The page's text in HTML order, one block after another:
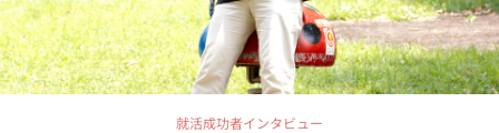
転職エージェント
転職成功ガイド
本選考
インターン
講座一覧
問題集
スキルチェック
プログラミング言語
ゲーム・マンガ
就活成功者インタビュー